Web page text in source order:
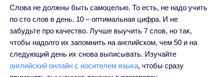
Слова не должны быть самоцелью. То есть, не надо учить
по сто слов в день. 10 – оптимальная цифра. И не
забудьте про качество. Лучше выучить 7 слов, но так,
чтобы надолго их запомнить на английском, чем 50 и на
следующий день их снова выписывать. Изучайте
английский онлайн с носителем языка, чтобы сразу